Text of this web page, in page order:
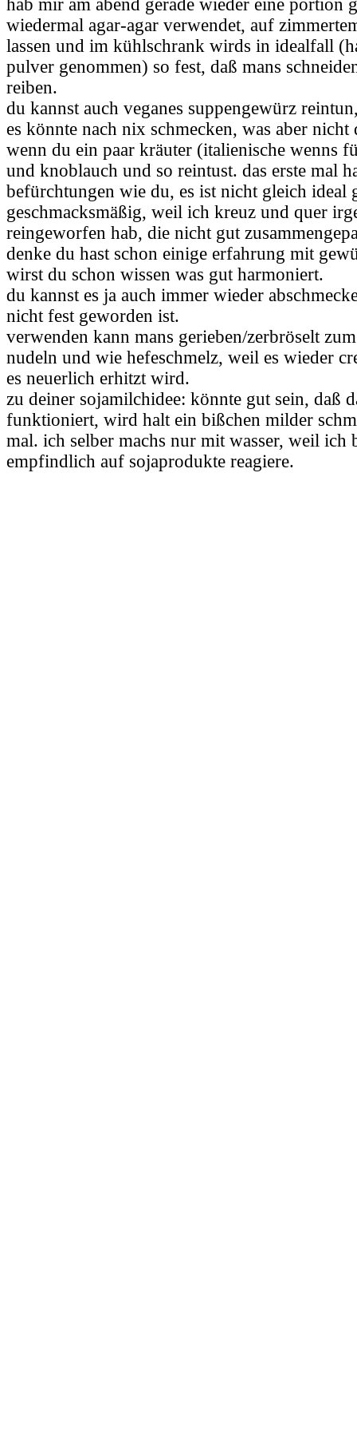
hab mir am abend gerade wieder eine portion
wiedermal agar-agar verwendet, auf
lassen und im kühlschrank wirds in idealfall
pulver genommen) so fest, daß mans
reiben.
du kannst auch veganes suppengewürz
es könnte nach nix schmecken, was aber
wenn du ein paar kräuter (italienische wenns
und knoblauch und so reintust. das erste mal
befürchtungen wie du, es ist nicht gleich ideal
geschmacksmäßig, weil ich kreuz und quer
reingeworfen hab, die nicht gut
denke du hast schon einige erfahrung mit
wirst du schon wissen was gut harmoniert.
du kannst es ja auch immer wieder
nicht fest geworden ist.
verwenden kann mans gerieben/zerbröselt
nudeln und wie hefeschmelz, weil es wieder
es neuerlich erhitzt wird.
zu deiner sojamilchidee: könnte gut sein, daß
funktioniert, wird halt ein bißchen milder
mal. ich selber machs nur mit wasser, weil ich
empfindlich auf sojaprodukte reagiere.